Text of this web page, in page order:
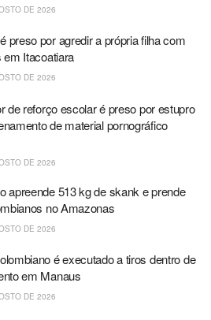
DE 2026
preso por agredir a própria filha com
em Itacoatiara
DE 2026
de reforço escolar é preso por estupro
de material pornográfico
DE 2026
apreende 513 kg de skank e prende
no Amazonas
DE 2026
é executado a tiros dentro de
em Manaus
DE 2026